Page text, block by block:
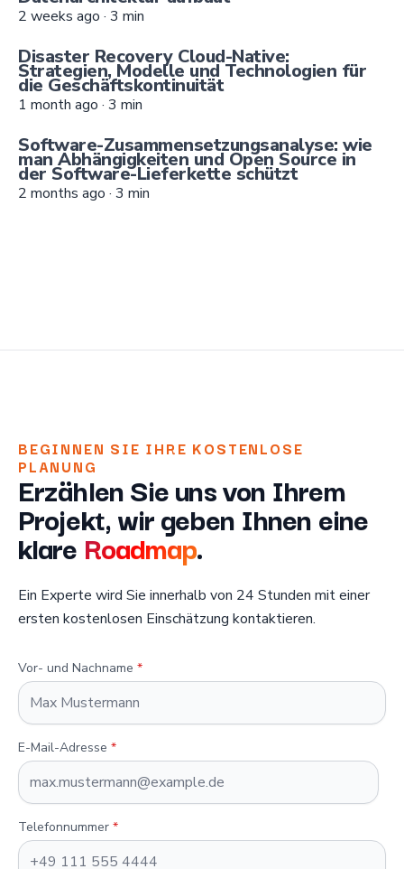
2 weeks ago · 3 min
Disaster Recovery Cloud-Native:
Strategien, Modelle und Technologien für
die Geschäftskontinuität
1 month ago · 3 min
Software-Zusammensetzungsanalyse: wie
man Abhängigkeiten und Open Source in
der Software-Lieferkette schützt
2 months ago · 3 min
BEGINNEN SIE IHRE KOSTENLOSE
PLANUNG
Erzählen Sie uns von Ihrem
Projekt, wir geben Ihnen eine
klare Roadmap.
Ein Experte wird Sie innerhalb von 24 Stunden mit einer
ersten kostenlosen Einschätzung kontaktieren.
Vor- und Nachname *
E-Mail-Adresse *
Telefonnummer *